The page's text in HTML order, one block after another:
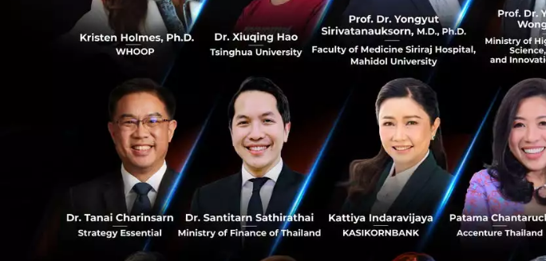
0
0
ทำให้ผู้แข่งขัน Hyrox ส่วนใหญ่อายุ 30 ปีขึ้นไปที่อ
ซึ่งอาจเรียกได้ว่าตอบโจทย์กลุ่มทุนอย่าง L
L Catterton คือใคร ?
L Cattertonเป็น Private Equity Firm ที่ใหญ่ที่สุด
บริหาร AUM ประมาณ 35,000 ล้านดอลลาร์ จากส
2016 จับมือกับ LVMH และGroupe Arnault
Luxury)
บริษัทที่ L Catterton เคยลงทุนล้วนเป็น